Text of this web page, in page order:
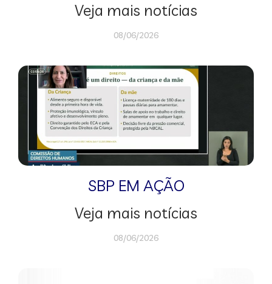
Veja mais notícias
08/06/2026
SBP EM AÇÃO
Veja mais notícias
08/06/2026